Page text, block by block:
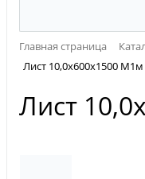
Главная страница
Лист 10,0х600х1500 М1м
Лист